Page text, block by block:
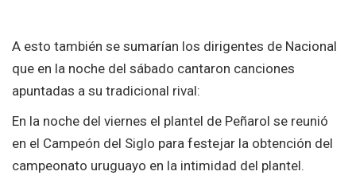
A esto también se sumarían los dirigentes de Nacional
que en la noche del sábado cantaron canciones
apuntadas a su tradicional rival:
En la noche del viernes el plantel de Peñarol se reunió
en el Campeón del Siglo para festejar la obtención del
campeonato uruguayo en la intimidad del plantel.